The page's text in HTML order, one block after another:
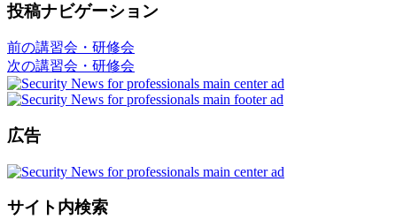
投稿ナビゲーション
前の講習会・研修会
次の講習会・研修会
広告
サイト内検索